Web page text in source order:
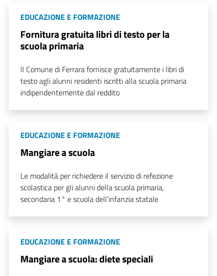
EDUCAZIONE E FORMAZIONE
Fornitura gratuita libri di testo per la
scuola primaria
Il Comune di Ferrara fornisce gratuitamente i libri di
testo agli alunni residenti iscritti alla scuola primaria
indipendentemente dal reddito
EDUCAZIONE E FORMAZIONE
Mangiare a scuola
Le modalità per richiedere il servizio di refezione
scolastica per gli alunni della scuola primaria,
secondaria 1° e scuola dell’infanzia statale
EDUCAZIONE E FORMAZIONE
Mangiare a scuola: diete speciali